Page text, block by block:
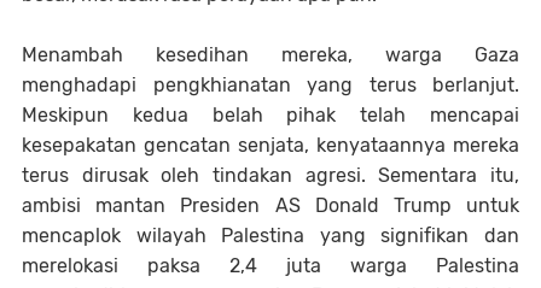
Menambah kesedihan mereka, warga Gaza
menghadapi pengkhianatan yang terus berlanjut.
Meskipun kedua belah pihak telah mencapai
kesepakatan gencatan senjata, kenyataannya mereka
terus dirusak oleh tindakan agresi. Sementara itu,
ambisi mantan Presiden AS Donald Trump untuk
mencaplok wilayah Palestina yang signifikan dan
merelokasi paksa 2,4 juta warga Palestina